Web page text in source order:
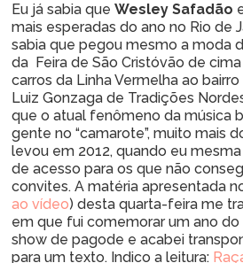
Eu já sabia que Wesley Safadão
mais esperadas do ano no Rio de
sabia que pegou mesmo a moda
da Feira de São Cristóvão de
carros da Linha Vermelha ao
Luiz Gonzaga de Tradições
que o atual fenômeno da música
gente no “camarote”, muito mais
levou em 2012, quando eu
de acesso para os que não
convites. A matéria apresentada
ao vídeo) desta quarta-feira me
em que fui comemorar um ano
show de pagode e acabei
para um texto. Indico a leitura: